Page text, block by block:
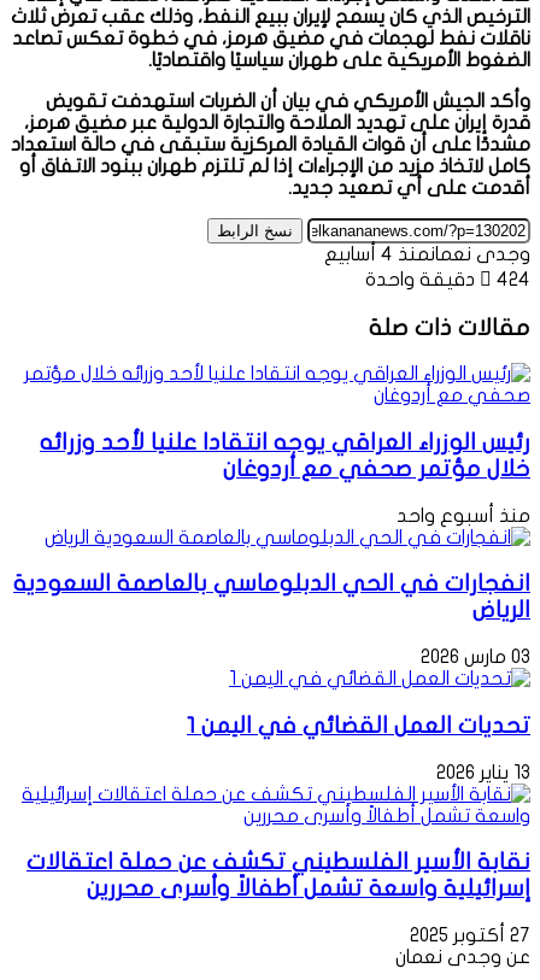
الترخيص الذي كان يسمح لإيران ببيع النفط، وذلك عقب تعرض ثلاث
ناقلات نفط لهجمات في مضيق هرمز، في خطوة تعكس تصاعد
الضغوط الأمريكية على طهران سياسيًا واقتصاديًا.
وأكد الجيش الأمريكي في بيان أن الضربات استهدفت تقويض
قدرة إيران على تهديد الملاحة والتجارة الدولية عبر مضيق هرمز،
مشددًا على أن قوات القيادة المركزية ستبقى في حالة استعداد
كامل لاتخاذ مزيد من الإجراءات إذا لم تلتزم طهران ببنود الاتفاق أو
أقدمت على أي تصعيد جديد.
نسخ الرابط
وجدى نعمانمنذ 4 أسابيع
424
دقيقة واحدة
مقالات ذات صلة
رئيس الوزراء العراقي يوجه انتقادا علنيا لأحد وزرائه
خلال مؤتمر صحفي مع أردوغان
منذ أسبوع واحد
انفجارات في الحي الدبلوماسي بالعاصمة السعودية
الرياض
03 مارس 2026
تحديات العمل القضائي في اليمن 1
13 يناير 2026
نقابة الأسير الفلسطيني تكشف عن حملة اعتقالات
إسرائيلية واسعة تشمل أطفالاً وأسرى محررين
27 أكتوبر 2025
عن وجدى نعمان